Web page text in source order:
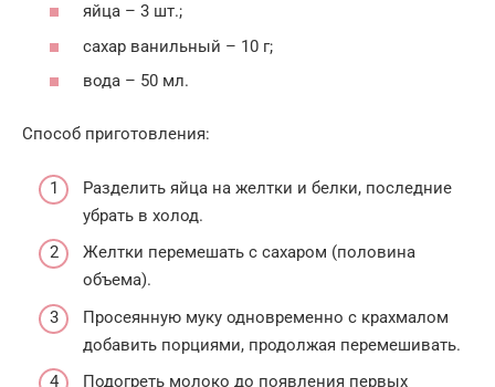
яйца – 3 шт.;
сахар ванильный – 10 г;
вода – 50 мл.
Способ приготовления:
Разделить яйца на желтки и белки, последние
убрать в холод.
Желтки перемешать с сахаром (половина
объема).
Просеянную муку одновременно с крахмалом
добавить порциями, продолжая перемешивать.
Подогреть молоко до появления первых